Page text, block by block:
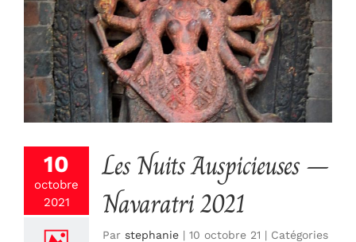
10
octobre
2021
Les Nuits Auspicieuses –
Navaratri 2021
Par stephanie | 10 octobre 21 | Catégories